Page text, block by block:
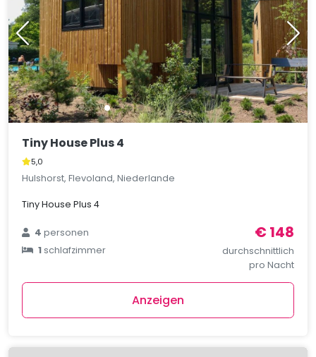
Tiny House Plus 4
5,0
Hulshorst, Flevoland, Niederlande
Tiny House Plus 4
4personen
1schlafzimmer
€ 148
durchschnittlich
pro Nacht
Anzeigen